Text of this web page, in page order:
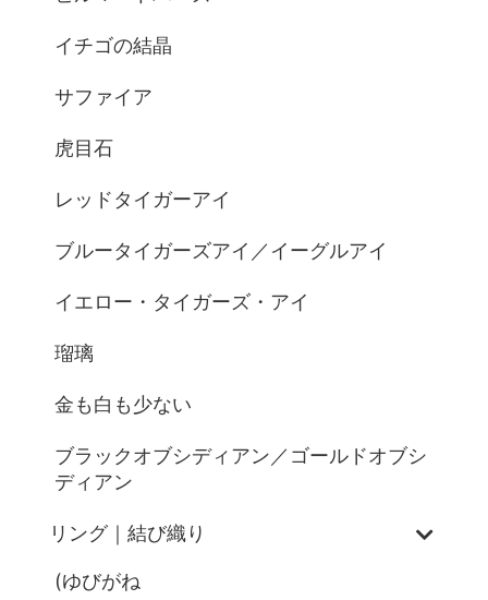
イチゴの結晶
サファイア
虎目石
レッドタイガーアイ
ブルータイガーズアイ／イーグルアイ
イエロー・タイガーズ・アイ
瑠璃
金も白も少ない
ブラックオブシディアン／ゴールドオブシ
ディアン
リング｜結び織り
(ゆびがね